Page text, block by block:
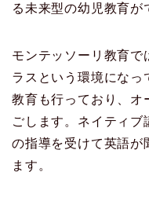
る未来型の幼児教育が
モンテッソーリ教育で
ラスという環境になっ
教育も行っており、オ
ごします。ネイティブ
の指導を受けて英語が
ます。